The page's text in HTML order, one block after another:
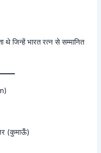
थे जिन्हें भारत रत्न से सम्मानित
(कुमाऊँ)